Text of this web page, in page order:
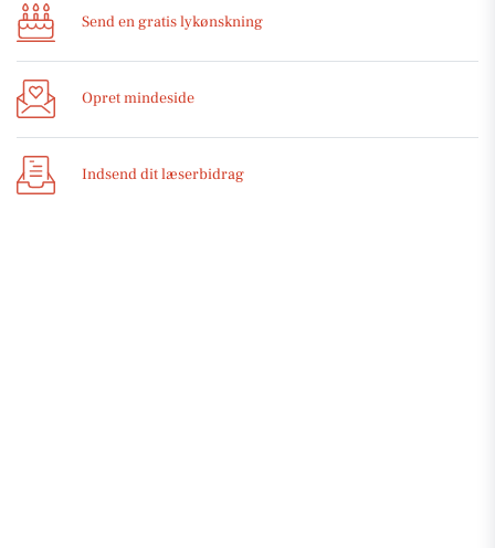
Send en gratis lykønskning
Opret mindeside
Indsend dit læserbidrag